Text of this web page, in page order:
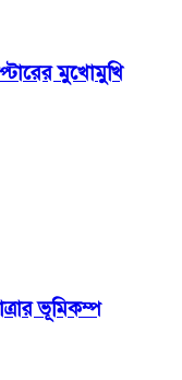
মুখোমুখি
ভূমিকম্প